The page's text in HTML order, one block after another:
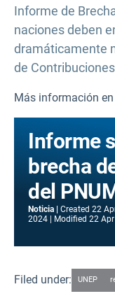
Informe de
naciones deben
dramáticamente
de
Más información en
Informe
brecha
del
Noticia Created 22
2024
Modified 22
Filed under: UNEP